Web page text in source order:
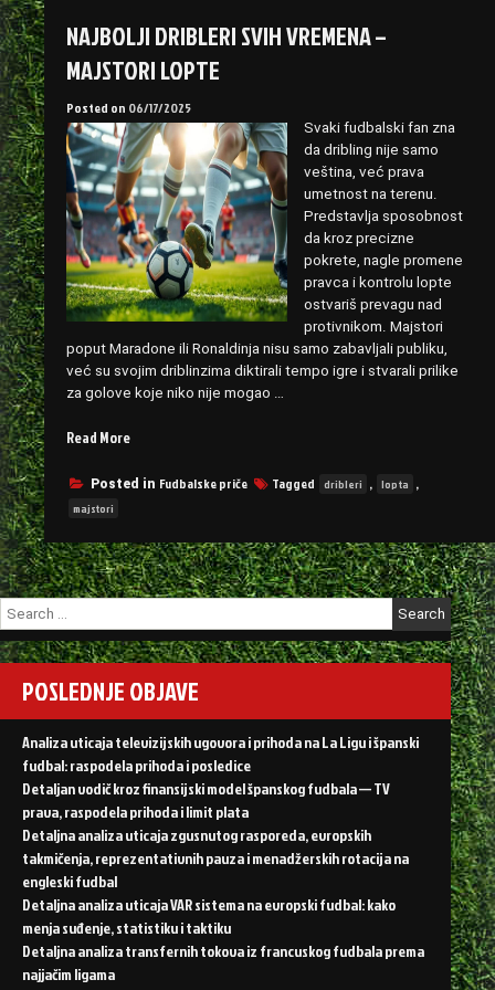
NAJBOLJI DRIBLERI SVIH VREMENA –
MAJSTORI LOPTE
Posted on 06/17/2025
Svaki fudbalski fan zna
da dribling nije samo
veština, već prava
umetnost na terenu.
Predstavlja sposobnost
da kroz precizne
pokrete, nagle promene
pravca i kontrolu lopte
ostvariš prevagu nad
protivnikom. Majstori
poput Maradone ili Ronaldinja nisu samo zabavljali publiku,
već su svojim driblinzima diktirali tempo igre i stvarali prilike
za golove koje niko nije mogao …
Read More“Najbolji
svih
Majstori
lopte”
Posted in Fudbalske priče Tagged dribleri , lopta ,
majstori
Search
for:
POSLEDNJE OBJAVE
Analiza uticaja televizijskih ugovora i prihoda na La Ligu i španski
fudbal: raspodela prihoda i posledice
Detaljan vodič kroz finansijski model španskog fudbala — TV
prava, raspodela prihoda i limit plata
Detaljna analiza uticaja zgusnutog rasporeda, evropskih
takmičenja, reprezentativnih pauza i menadžerskih rotacija na
engleski fudbal
Detaljna analiza uticaja VAR sistema na evropski fudbal: kako
menja suđenje, statistiku i taktiku
Detaljna analiza transfernih tokova iz francuskog fudbala prema
najjačim ligama